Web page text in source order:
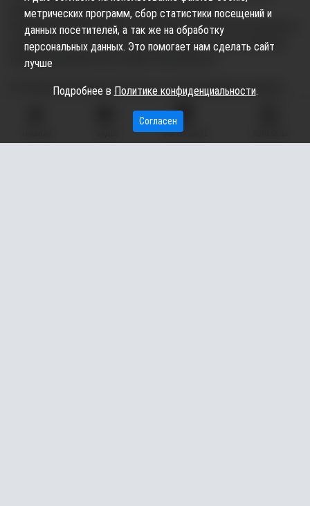
работы. Водитель внедорожника не заметил
предупреждающие знаки и провалился на своём автомобиле в
дорожную яму, которую разрыли рабочие осуществляющие
ремонт проезжей части, пишет mk-kuzbass.ru.
В Госавтоинспекции отметили, что пострадавших в данной
транспортному средству. Также сотрудники полиции
напомнили водителям быть бдительными за рулём и обращать
МЫ НА КАРТЕ
метрических программ, сбор статистики посещений и
данных посетителей, а так же на обработку
персональных данных. Это помогает нам сделать сайт
лучше
Подробнее в Политике конфиденциальности.
Согласен